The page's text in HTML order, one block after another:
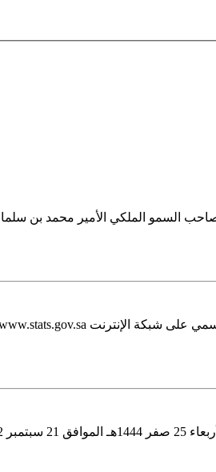
السمو الملكي الأمير محمد بن